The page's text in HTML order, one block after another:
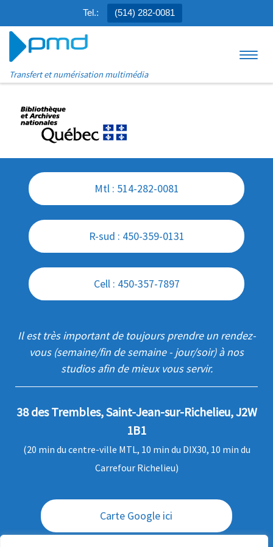
Tel.: (514) 282-0081
Transfert et numérisation multimédia
Mtl : 514-282-0081
R-sud : 450-359-0131
Cell : 450-357-7897
Il est très important de toujours prendre un rendez-
vous (semaine/fin de semaine - jour/soir) à nos
studios afin de mieux vous servir.
38 des Trembles, Saint-Jean-sur-Richelieu, J2W
1B1
(20 min du centre-ville MTL, 10 min du DIX30, 10 min du
Carrefour Richelieu)
Carte Google ici